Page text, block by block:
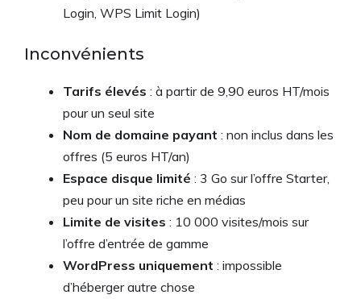
Login, WPS Limit Login)
Inconvénients
Tarifs élevés : à partir de 9,90 euros HT/mois
pour un seul site
Nom de domaine payant : non inclus dans les
offres (5 euros HT/an)
Espace disque limité : 3 Go sur l’offre Starter,
peu pour un site riche en médias
Limite de visites : 10 000 visites/mois sur
l’offre d’entrée de gamme
WordPress uniquement : impossible
d’héberger autre chose